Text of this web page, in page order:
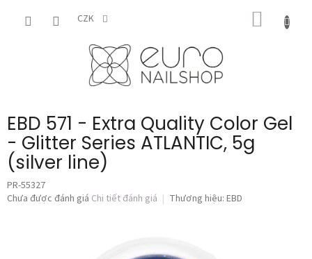
CZK
GIỎ
HÀNG
EBD 571 - Extra Quality Color Gel
- Glitter Series ATLANTIC, 5g
(silver line)
PR-55327
Đánh
Chưa được đánh giá Chi tiết đánh giá Thương hiệu: EBD